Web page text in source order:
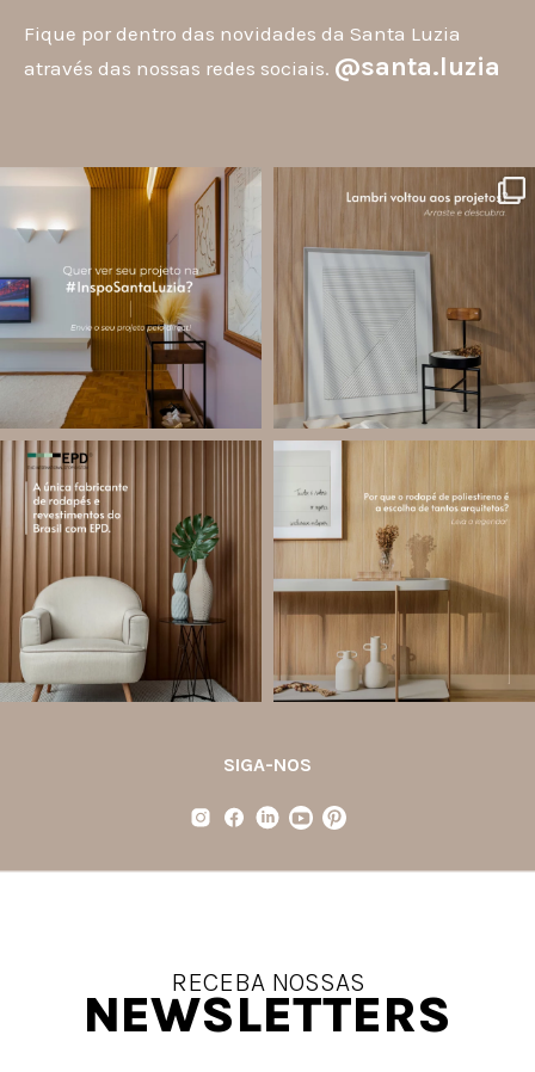
Fique por dentro das novidades da Santa Luzia
através das nossas redes sociais. @santa.luzia
santa.luzia
A #InspoSantaLuzia é um espaço
criado para divulgar projetos que
utilizam produtos Santa Luzia e
valorizar o trabalho de arquitetos,
designers de...
Jul 28
13 0
O lambri é um revestimento versátil
painéis decorativos e diversas
composições para valorizar o
ambiente!
Jul 27
87 8
Você sabe o que é EPD?
A Declaração Ambiental de Produto
(Environmental Product Declaration) é
um documento internacional que
Jul 21
35 1
Os rodapés de poliestireno
conquistaram espaço na arquitetura
porque unem estética, praticidade e
desempenho em um único produto.
Diferente
SIGA-NOS
RECEBA NOSSAS
NEWSLETTERS